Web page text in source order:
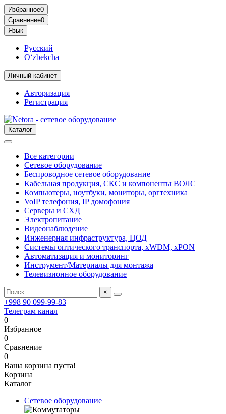
Избранное0
Сравнение0
Язык
Русский
O‘zbekcha
Личный кабинет
Авторизация
Регистрация
Каталог
Все категории
Сетевое оборудование
Беспроводное сетевое оборудование
Кабельная продукция, СКС и компоненты ВОЛС
Компьютеры, ноутбуки, мониторы, оргтехника
VoIP телефония, IP домофония
Серверы и СХД
Электропитание
Видеонаблюдение
Инженерная инфраструктура, ЦОД
Системы оптического транспорта, xWDM, xPON
Автоматизация и мониторинг
Инструмент/Материалы для монтажа
Телевизионное оборудование
×
+998 90 099-99-83
Телеграм канал
0
Избранное
0
Сравнение
0
Ваша корзина пуста!
Корзина
Каталог
Сетевое оборудование